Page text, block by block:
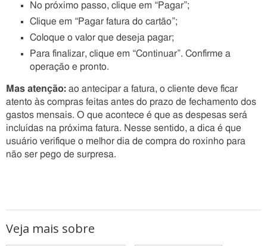
No próximo passo, clique em “Pagar”;
Clique em “Pagar fatura do cartão”;
Coloque o valor que deseja pagar;
Para finalizar, clique em “Continuar”. Confirme a
operação e pronto.
Mas atenção: ao antecipar a fatura, o cliente deve ficar
atento às compras feitas antes do prazo de fechamento dos
gastos mensais. O que acontece é que as despesas será
incluídas na próxima fatura. Nesse sentido, a dica é que
usuário verifique o melhor dia de compra do roxinho para
não ser pego de surpresa.
Veja mais sobre